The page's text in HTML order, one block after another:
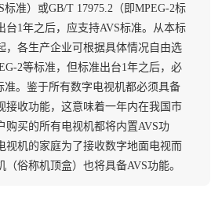
标准）或GB/T 17975.2（即MPEG-2标
台1年之后，应支持AVS标准。从本标
，各生产企业可根据具体情况自由选
2等标准，但标准出台1年之后，必
准。鉴于所有数字电视机都必须具备
接收功能，这意味着一年内在我国市
购买的所有电视机都将内置AVS功
视机的家庭为了接收数字地面电视而
（俗称机顶盒）也将具备AVS功能。